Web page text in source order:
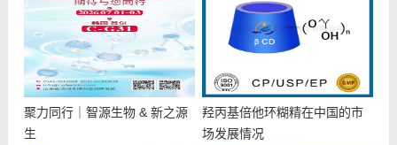
聚力同行｜智源生物 & 新之源
生
羟丙基倍他环糊精在中国的市
场发展情况